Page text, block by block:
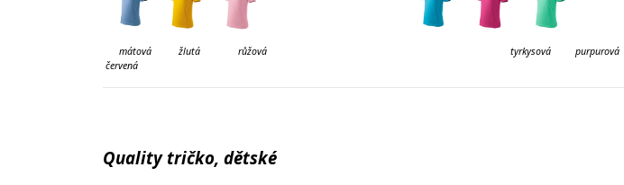
mátová
žlutá růžová tyrkysová purpurová
červená
Quality tričko, dětské